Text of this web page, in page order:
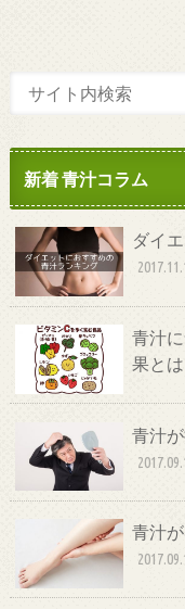
新着 青汁コラム
ダイ
青汁
果とは
青汁
青汁